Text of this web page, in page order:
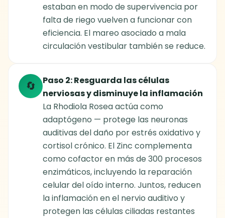
estaban en modo de supervivencia por
falta de riego vuelven a funcionar con
eficiencia. El mareo asociado a mala
circulación vestibular también se reduce.
🔄
Paso 2: Resguarda las células
nerviosas y disminuye la inflamación
La Rhodiola Rosea actúa como
adaptógeno — protege las neuronas
auditivas del daño por estrés oxidativo y
cortisol crónico. El Zinc complementa
como cofactor en más de 300 procesos
enzimáticos, incluyendo la reparación
celular del oído interno. Juntos, reducen
la inflamación en el nervio auditivo y
protegen las células ciliadas restantes